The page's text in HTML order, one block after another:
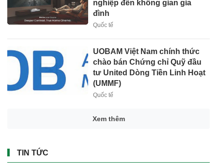
nghiệp đến không gian gia
đình
Quốc tế
UOBAM Việt Nam chính thức
chào bán Chứng chỉ Quỹ đầu
tư United Dòng Tiền Linh Hoạt
(UMMF)
Quốc tế
Xem thêm
TIN TỨC